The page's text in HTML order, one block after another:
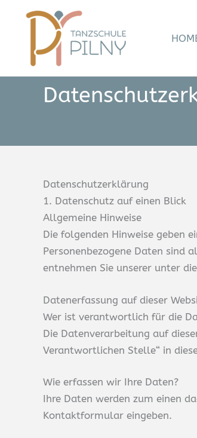
Datenschutz­erklärung
1. Datenschutz auf einen Blick
Allgemeine Hinweise
Die folgenden Hinweise geben
Personenbezogene Daten sind
entnehmen Sie unserer unter
Datenerfassung auf dieser
Wer ist verantwortlich für die
Die Datenverarbeitung auf
Verantwortlichen Stelle“ in
Wie erfassen wir Ihre Daten?
Ihre Daten werden zum einen
Kontaktformular eingeben.